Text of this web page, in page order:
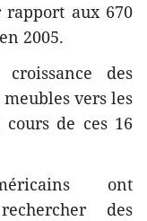
aux 670
2005.
des
vers les
cours de ces 16
ont
des